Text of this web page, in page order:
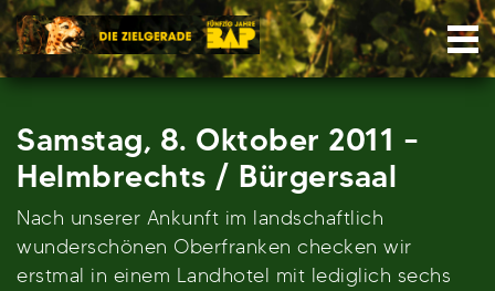
Skip
to
content
Samstag, 8. Oktober 2011 –
Helmbrechts / Bürgersaal
Nach unserer Ankunft im landschaftlich
wunderschönen Oberfranken checken wir
erstmal in einem Landhotel mit lediglich sechs